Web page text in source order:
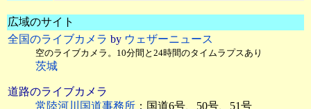
広域のサイト
全国のライブカメラ by ウェザーニュース
空のライブカメラ。10分間と24時間のタイムラプスあり
茨城
道路のライブカメラ
常陸河川国道事務所 ：国道6号、50号、51号